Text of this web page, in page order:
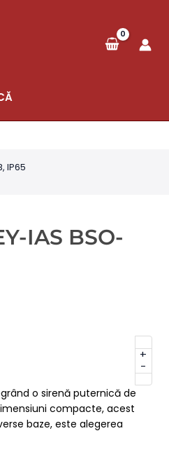
IP65
IAS BSO-
-
+
o sirenă puternică de
compacte, acest
baze, este alegerea